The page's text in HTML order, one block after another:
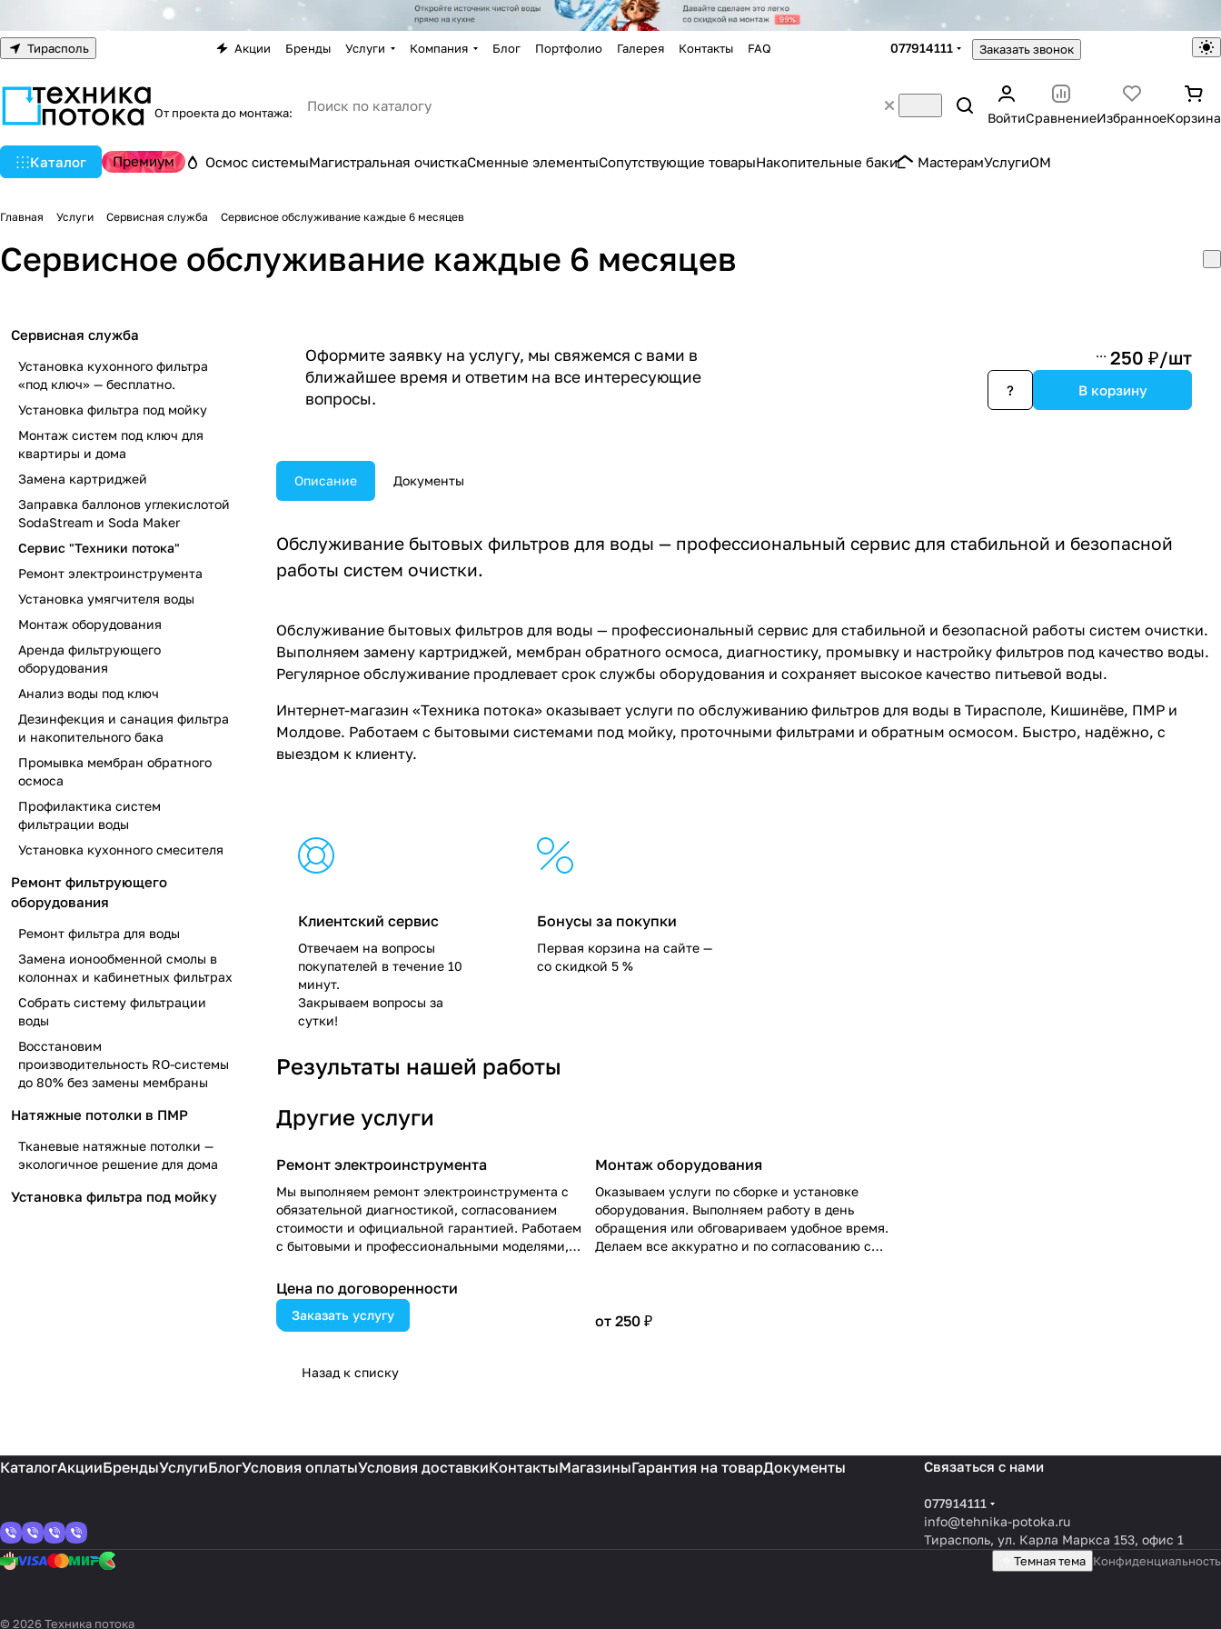
Тирасполь Акции Бренды Услуги Компания Блог Портфолио Галерея Контакты FAQ 077914111 Заказать звонок
От проекта до монтажа: ВойтиСравнениеИзбранноеКорзина
Каталог Премиум Осмос системыМагистральная очисткаСменные элементыСопутствующие товарыНакопительные баки МастерамУслугиOM
Главная Услуги Сервисная служба Сервисное обслуживание каждые 6 месяцев
Сервисное обслуживание каждые 6 месяцев
Оформите заявку на услугу, мы свяжемся с вами в
ближайшее время и ответим на все интересующие
вопросы.
250 ₽/шт
? В корзину
Описание Документы
Обслуживание бытовых фильтров для воды — профессиональный сервис для стабильной и безопасной
работы систем очистки.
Обслуживание бытовых фильтров для воды — профессиональный сервис для стабильной и безопасной работы систем очистки.
Выполняем замену картриджей, мембран обратного осмоса, диагностику, промывку и настройку фильтров под качество воды.
Регулярное обслуживание продлевает срок службы оборудования и сохраняет высокое качество питьевой воды.
Интернет-магазин «Техника потока» оказывает услуги по обслуживанию фильтров для воды в Тирасполе, Кишинёве, ПМР и
Молдове. Работаем с бытовыми системами под мойку, проточными фильтрами и обратным осмосом. Быстро, надёжно, с
выездом к клиенту.
Клиентский сервис
Отвечаем на вопросы
покупателей в течение 10
минут.
Закрываем вопросы за
сутки!
Бонусы за покупки
Первая корзина на сайте —
со скидкой 5 %
Результаты нашей работы
Другие услуги
Ремонт электроинструмента
Мы выполняем ремонт электроинструмента с
обязательной диагностикой, согласованием
стоимости и официальной гарантией. Работаем
с бытовыми и профессиональными моделями,
соблюдаем заявленные сроки ремонта.
Цена по договоренности
Заказать услугу
Монтаж оборудования
Оказываем услуги по сборке и установке
оборудования. Выполняем работу в день
обращения или обговариваем удобное время.
Делаем все аккуратно и по согласованию с
от 250 ₽
Назад к списку
Сервисная служба
Установка кухонного фильтра
«под ключ» — бесплатно.
Установка фильтра под мойку
Монтаж систем под ключ для
квартиры и дома
Замена картриджей
Заправка баллонов углекислотой
SodaStream и Soda Maker
Сервис "Техники потока"
Ремонт электроинструмента
Установка умягчителя воды
Монтаж оборудования
Аренда фильтрующего
оборудования
Анализ воды под ключ
Дезинфекция и санация фильтра
и накопительного бака
Промывка мембран обратного
осмоса
Профилактика систем
фильтрации воды
Установка кухонного смесителя
Ремонт фильтрующего
оборудования
Ремонт фильтра для воды
Замена ионообменной смолы в
колоннах и кабинетных фильтрах
Собрать систему фильтрации
воды
Восстановим
производительность RO-системы
до 80% без замены мембраны
Натяжные потолки в ПМР
Тканевые натяжные потолки —
экологичное решение для дома
Установка фильтра под мойку
КаталогАкцииБрендыУслугиБлогУсловия оплатыУсловия доставкиКонтактыМагазиныГарантия на товарДокументы Связаться с нами
077914111
info@tehnika-potoka.ru
Тирасполь, ул. Карла Маркса 153, офис 1
Темная тема Конфиденциальность
© 2026 Техника потока